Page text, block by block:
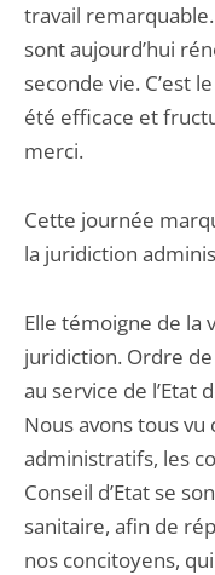
travail
sont aujourd’hui
seconde vie. C’est
été efficace et
merci.
Cette journée
la juridiction
Elle témoigne de la
juridiction. Ordre
au service de l’Etat
Nous avons tous
administratifs, les
Conseil d’Etat se
sanitaire, afin de
nos concitoyens,